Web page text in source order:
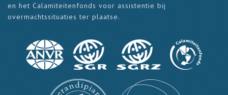
en het Calamiteitenfonds voor assistentie bij
overmachtssituaties ter plaatse.